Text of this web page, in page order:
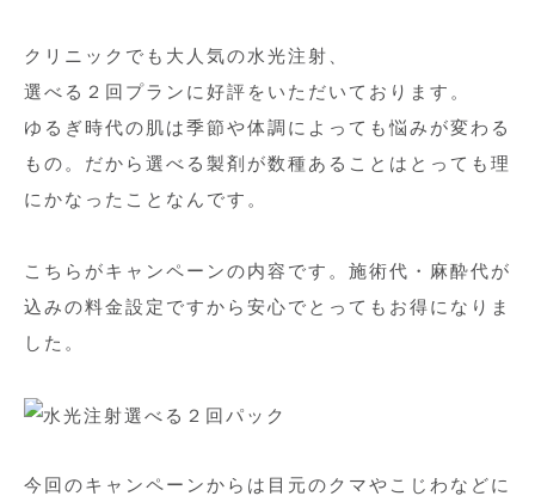
クリニックでも大人気の水光注射、
選べる２回プランに好評をいただいております。
ゆるぎ時代の肌は季節や体調によっても悩みが変わる
もの。だから選べる製剤が数種あることはとっても理
にかなったことなんです。
こちらがキャンペーンの内容です。施術代・麻酔代が
込みの料金設定ですから安心でとってもお得になりま
した。
今回のキャンペーンからは目元のクマやこじわなどに